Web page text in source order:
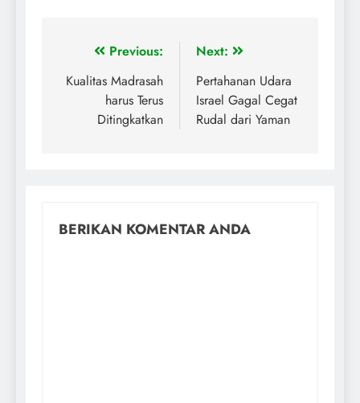
Previous:
Kualitas Madrasah
harus Terus
Ditingkatkan
Next:
Pertahanan Udara
Israel Gagal Cegat
Rudal dari Yaman
BERIKAN KOMENTAR ANDA